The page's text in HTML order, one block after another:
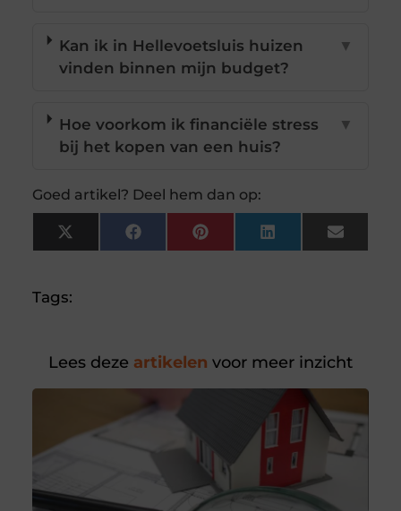
Kan ik in Hellevoetsluis huizen
vinden binnen mijn budget?
▼
Hoe voorkom ik financiële stress
bij het kopen van een huis?
▼
Goed artikel? Deel hem dan op:
X
(Twitter)
FacebookPinterestLinkedInEmail
Tags:
Lees deze artikelen voor meer inzicht